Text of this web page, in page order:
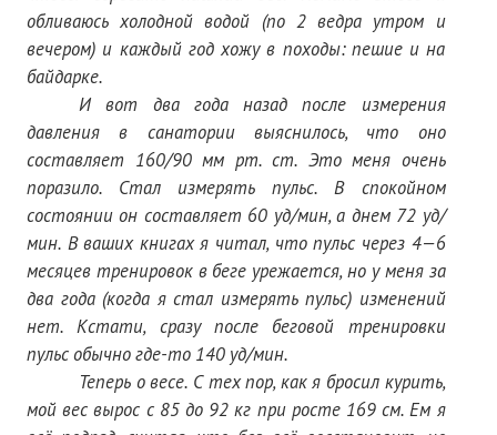
2025 г.
№ 10
№ 11
№ 12
№ 1
№ 2
№ 4
№ 5
обливаюсь холодной водой (по 2 ведра утром и
вечером) и каждый год хожу в походы: пешие и на
байдарке.
И вот два года назад после измерения
давления в санатории выяснилось, что оно
составляет 160/90 мм рт. ст. Это меня очень
поразило. Стал измерять пульс. В спокойном
состоянии он составляет 60 уд/мин, а днем 72 уд/
мин. В ваших книгах я читал, что пульс через 4—6
месяцев тренировок в беге урежается, но у меня за
два года (когда я стал измерять пульс) изменений
нет. Кстати, сразу после беговой тренировки
пульс обычно где-то 140 уд/мин.
Теперь о весе. С тех пор, как я бросил курить,
мой вес вырос с 85 до 92 кг при росте 169 см. Ем я